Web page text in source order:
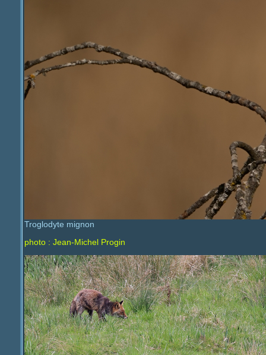
Troglodyte mignon
photo : Jean-Michel Progin